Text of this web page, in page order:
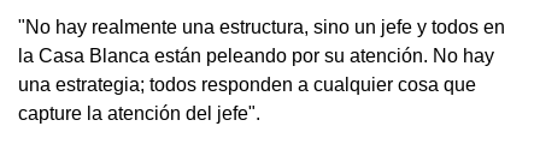
"No hay realmente una estructura, sino un jefe y todos en
la Casa Blanca están peleando por su atención. No hay
una estrategia; todos responden a cualquier cosa que
capture la atención del jefe".